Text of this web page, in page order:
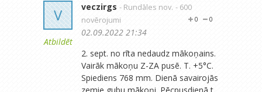
V
Atbildēt
veczirgs - Rundāles nov. - 600
novērojumi
0
0
02.09.2022 21:34
2. sept. no rīta nedaudz mākoņains.
Vairāk mākoņu Z-ZA pusē. T. +5°C.
Spiediens 768 mm. Dienā savairojās